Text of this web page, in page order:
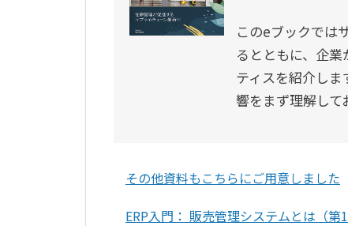
このeブックでは
るとともに、企
ティスを紹介し
響をまず理解して
その他資料もこちらにご用意しました
ERP入門： 販売管理システムとは（